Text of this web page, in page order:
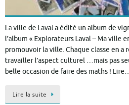
La ville de Laval a édité un album de
l’album « Explorateurs Laval – Ma ville
promouvoir la ville. Chaque classe en a
travailler l’aspect culturel …mais pas
belle occasion de faire des maths !
Lire la suite